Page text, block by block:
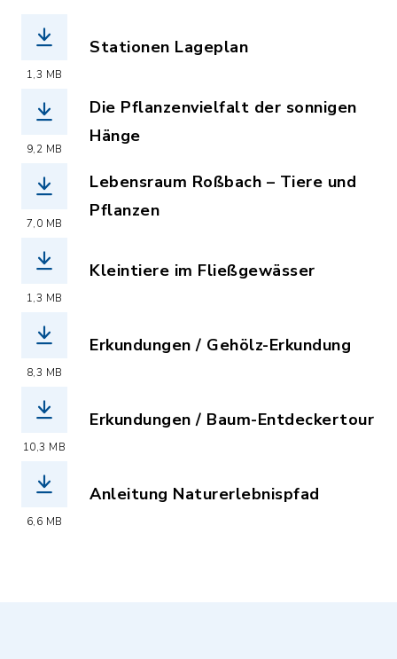
1,3 MB
Stationen Lageplan
9,2 MB
Die Pflanzenvielfalt der sonnigen
Hänge
7,0 MB
Lebensraum Roßbach – Tiere und
Pflanzen
1,3 MB
Kleintiere im Fließgewässer
8,3 MB
Erkundungen / Gehölz-Erkundung
10,3 MB
Erkundungen / Baum-Entdeckertour
6,6 MB
Anleitung Naturerlebnispfad